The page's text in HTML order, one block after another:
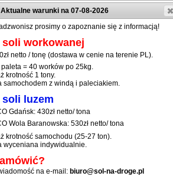
Sól luzem
warunki na 07-08-2026
prosimy o zapoznanie się z informacją!
soli workowanej
netto / tonę (dostawa w cenie na terenie PL).
= 40 worków po 25kg.
krotność 1 tony.
samochodem z windą i paleciakiem.
soli luzem
Gdańsk: 430zł netto/ tona
Wola Baranowska: 530zł netto/ tona
krotność samochodu (25-27 ton).
wyceniana indywidualnie.
na e-mail: biuro@sol-na-droge.pl